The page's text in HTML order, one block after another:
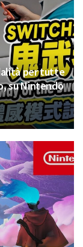
per tutte
su Nintendo